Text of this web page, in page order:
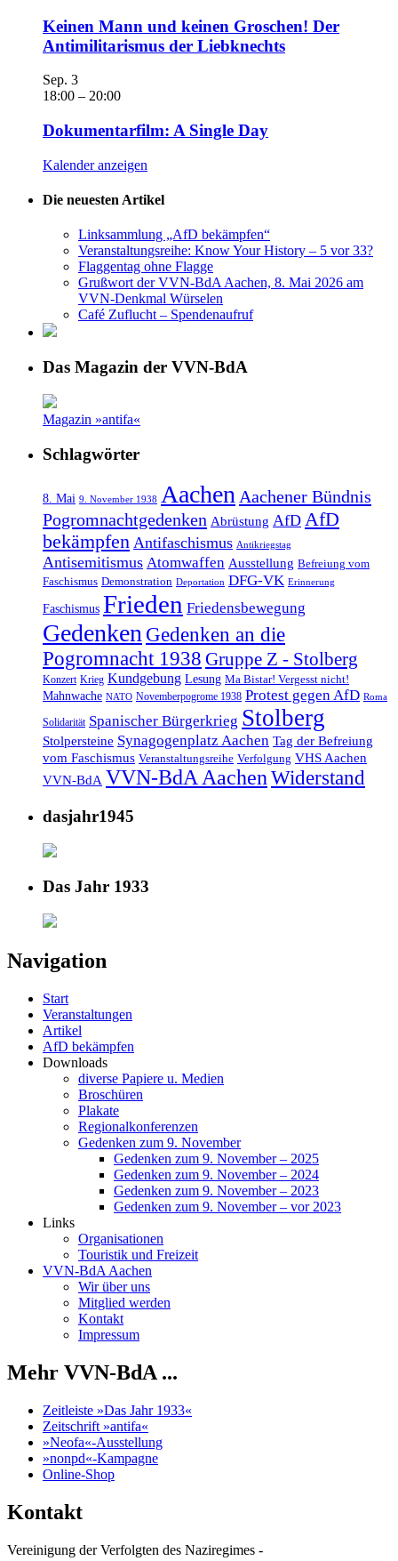
Keinen Mann und keinen Groschen! Der
Antimilitarismus der Liebknechts
Sep. 3
18:00 – 20:00
Dokumentarfilm: A Single Day
Kalender anzeigen
Die neuesten Artikel
Linksammlung „AfD bekämpfen“
Veranstaltungsreihe: Know Your History – 5 vor 33?
Flaggentag ohne Flagge
Grußwort der VVN-BdA Aachen, 8. Mai 2026 am
VVN-Denkmal Würselen
Café Zuflucht – Spendenaufruf
Das Magazin der VVN-BdA
Magazin »antifa«
Schlagwörter
8. Mai 9. November 1938 Aachen Aachener Bündnis
Pogromnachtgedenken Abrüstung AfD AfD
bekämpfen Antifaschismus Antikriegstag
Antisemitismus Atomwaffen Ausstellung Befreiung vom
Faschismus Demonstration Deportation DFG-VK Erinnerung
Faschismus Frieden Friedensbewegung
Gedenken Gedenken an die
Pogromnacht 1938 Gruppe Z - Stolberg
Konzert Krieg Kundgebung Lesung Ma Bistar! Vergesst nicht!
Mahnwache NATO Novemberpogrome 1938 Protest gegen AfD Roma
Solidarität Spanischer Bürgerkrieg Stolberg
Stolpersteine Synagogenplatz Aachen Tag der Befreiung
vom Faschismus Veranstaltungsreihe Verfolgung VHS Aachen
VVN-BdA VVN-BdA AachenWiderstand
dasjahr1945
Das Jahr 1933
Navigation
Start
Veranstaltungen
Artikel
AfD bekämpfen
Downloads
diverse Papiere u. Medien
Broschüren
Plakate
Regionalkonferenzen
Gedenken zum 9. November
Gedenken zum 9. November – 2025
Gedenken zum 9. November – 2024
Gedenken zum 9. November – 2023
Gedenken zum 9. November – vor 2023
Links
Organisationen
Touristik und Freizeit
VVN-BdA Aachen
Wir über uns
Mitglied werden
Kontakt
Impressum
Mehr VVN-BdA ...
Zeitleiste »Das Jahr 1933«
Zeitschrift »antifa«
»Neofa«-Ausstellung
»nonpd«-Kampagne
Online-Shop
Kontakt
Vereinigung der Verfolgten des Naziregimes -